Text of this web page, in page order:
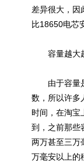
差异很大，因
比18650电芯
容量越大
由于容量是
数，所以许多
时间，在淘宝
到，之前那些
两万甚至三万
万毫安以上的